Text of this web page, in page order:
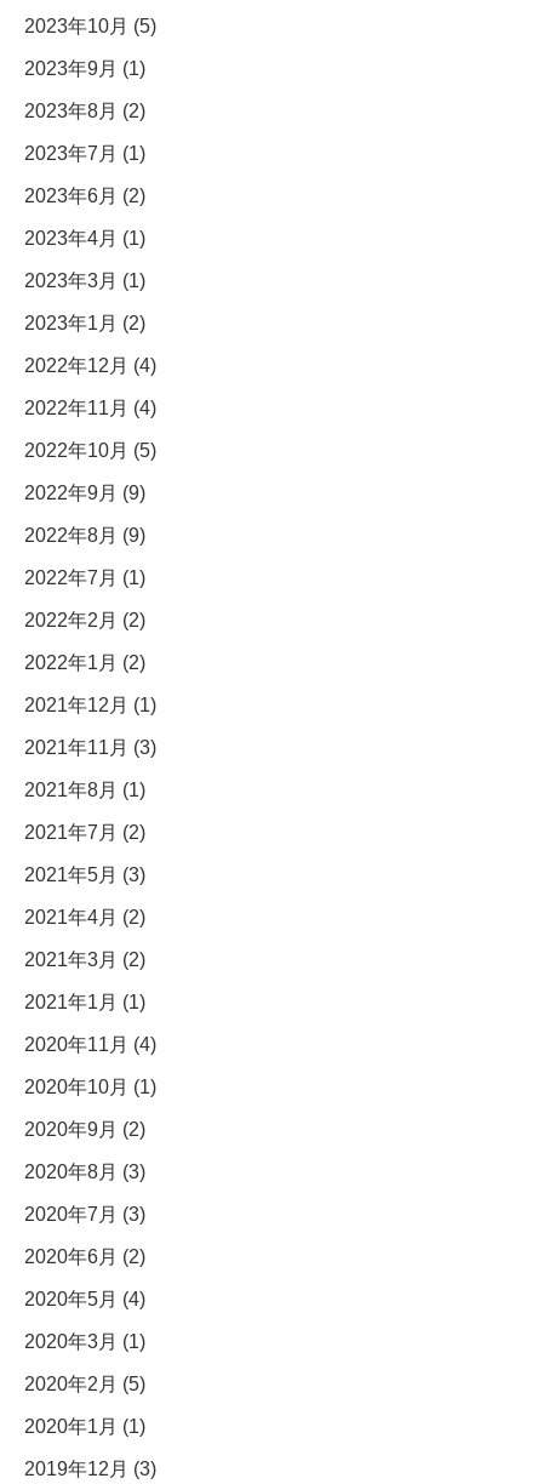
2023年10月 (5)
2023年9月 (1)
2023年8月 (2)
2023年7月 (1)
2023年6月 (2)
2023年4月 (1)
2023年3月 (1)
2023年1月 (2)
2022年12月 (4)
2022年11月 (4)
2022年10月 (5)
2022年9月 (9)
2022年8月 (9)
2022年7月 (1)
2022年2月 (2)
2022年1月 (2)
2021年12月 (1)
2021年11月 (3)
2021年8月 (1)
2021年7月 (2)
2021年5月 (3)
2021年4月 (2)
2021年3月 (2)
2021年1月 (1)
2020年11月 (4)
2020年10月 (1)
2020年9月 (2)
2020年8月 (3)
2020年7月 (3)
2020年6月 (2)
2020年5月 (4)
2020年3月 (1)
2020年2月 (5)
2020年1月 (1)
2019年12月 (3)